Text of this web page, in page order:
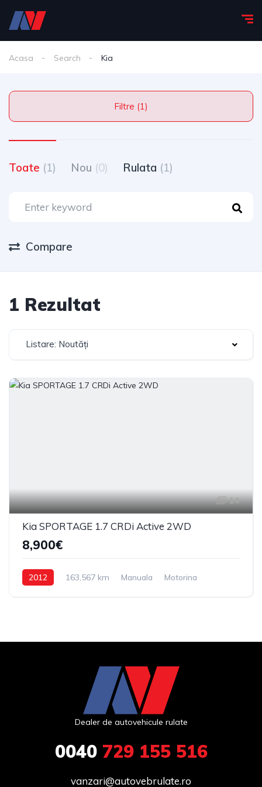
Acasa Search Kia
Filtre (1)
Toate (1) Nou (0) Rulata (1)
Compare
1 Rezultat
Listare: Noutăți
14
Kia SPORTAGE 1.7 CRDi Active 2WD
8,900€
2012 163,567 km Manuala Motorina
Dealer de autovehicule rulate
0040729 155 516
vanzari@autovebrulate.ro